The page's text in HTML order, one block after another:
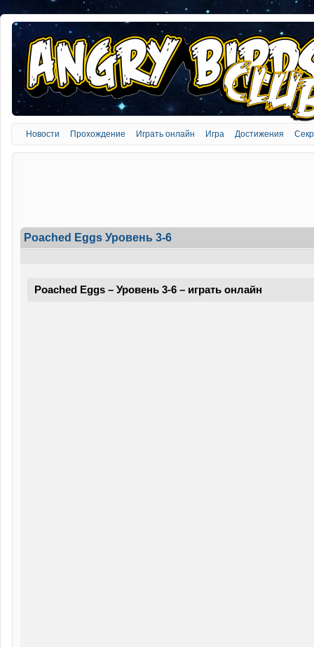
Новости Прохождение Играть онлайн Игра Достижения
Poached Eggs Уровень 3-6
Poached Eggs – Уровень 3-6 – играть онлайн